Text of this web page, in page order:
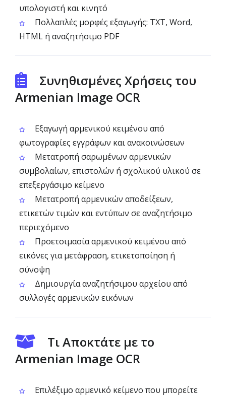
υπολογιστή και κινητό
Πολλαπλές μορφές εξαγωγής: TXT, Word,
HTML ή αναζητήσιμο PDF
Συνηθισμένες Χρήσεις του
Armenian Image OCR
Εξαγωγή αρμενικού κειμένου από
φωτογραφίες εγγράφων και ανακοινώσεων
Μετατροπή σαρωμένων αρμενικών
συμβολαίων, επιστολών ή σχολικού υλικού σε
επεξεργάσιμο κείμενο
Μετατροπή αρμενικών αποδείξεων,
ετικετών τιμών και εντύπων σε αναζητήσιμο
περιεχόμενο
Προετοιμασία αρμενικού κειμένου από
εικόνες για μετάφραση, ετικετοποίηση ή
σύνοψη
Δημιουργία αναζητήσιμου αρχείου από
συλλογές αρμενικών εικόνων
Τι Αποκτάτε με το
Armenian Image OCR
Επιλέξιμο αρμενικό κείμενο που μπορείτε